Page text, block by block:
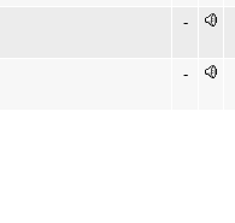
-
-